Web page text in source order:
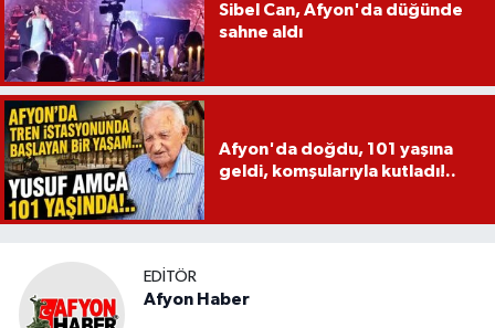
Sibel Can, Afyon'da düğünde
sahne aldı
Afyon'da doğdu, 101 yaşına
geldi, komşularıyla kutladı!..
EDITÖR
Afyon Haber